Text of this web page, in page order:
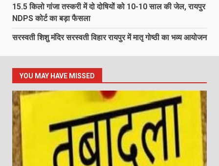
15.5 किलो गांजा तस्करी में दो दोषियों को 10-10 साल की जेल, रायपुर
NDPS कोर्ट का बड़ा फैसला
सरस्वती शिशु मंदिर सरस्वती विहार रायपुर में मातृ गोष्ठी का भव्य आयोजन
YOU MAY HAVE MISSED